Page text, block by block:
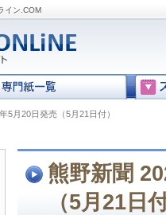
イン.COM
5月20日発売（5月21日付）
熊野新聞
（5月21日